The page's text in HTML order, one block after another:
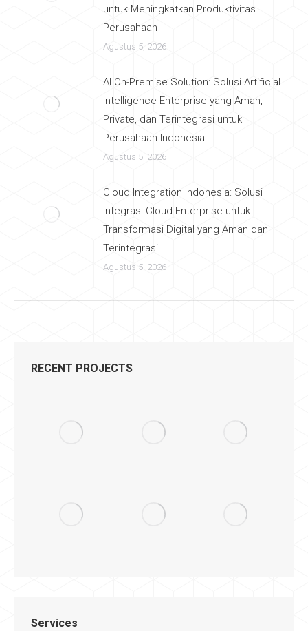
untuk Meningkatkan Produktivitas
Perusahaan
Agustus 5, 2026
AI On-Premise Solution: Solusi Artificial
Intelligence Enterprise yang Aman,
Private, dan Terintegrasi untuk
Perusahaan Indonesia
Agustus 5, 2026
Cloud Integration Indonesia: Solusi
Integrasi Cloud Enterprise untuk
Transformasi Digital yang Aman dan
Terintegrasi
Agustus 5, 2026
RECENT PROJECTS
Services